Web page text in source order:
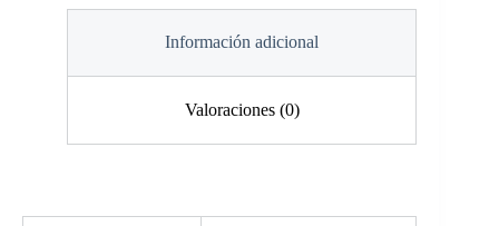
Información adicional
Valoraciones (0)